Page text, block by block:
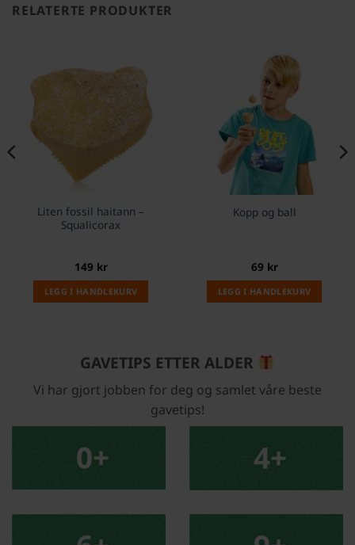
RELATERTE PRODUKTER
Liten fossil haitann –
Squalicorax
149 kr
LEGG I HANDLEKURV
Kopp og ball
69 kr
LEGG I HANDLEKURV
GAVETIPS ETTER ALDER
Vi har gjort jobben for deg og samlet våre beste
gavetips!